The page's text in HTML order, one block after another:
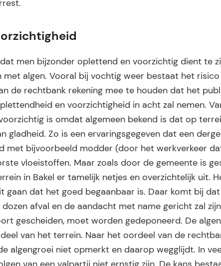
men bijzonder oplettend en voorzichtig dient te
algen. Vooral bij vochtig weer bestaat het
de rechtbank rekening mee te houden dat het
en voorzichtigheid in acht zal nemen.
is omdat algemeen bekend is dat op
gladheid. Zo is een ervaringsgegeven dat een
met bijvoorbeeld modder (door het werkverkeer
vloeistoffen. Maar zoals door de gemeente is
in Bakel er tamelijk netjes en overzichtelijk uit.
gaan dat het goed begaanbaar is. Daar komt bij
afval en de aandacht met name gericht zal
gescheiden, moet worden gedeponeerd. De
van het terrein. Naar het oordeel van de
algengroei niet opmerkt en daarop wegglijdt. In